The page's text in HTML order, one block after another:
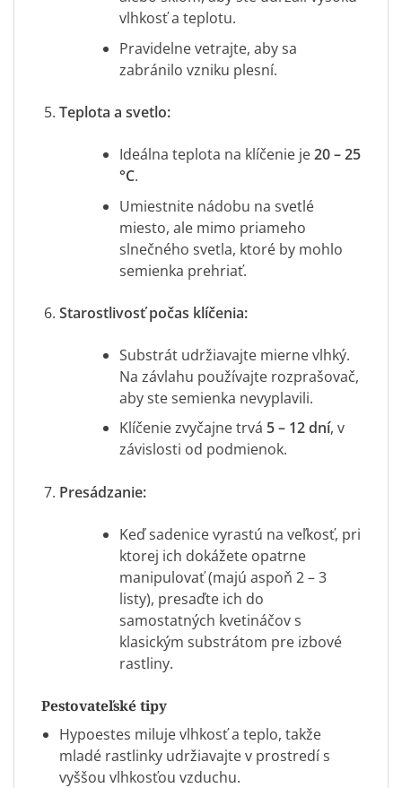
vlhkosť a teplotu.
Pravidelne vetrajte, aby sa
zabránilo vzniku plesní.
Teplota a svetlo:
Ideálna teplota na klíčenie je20 – 25
°C.
Umiestnite nádobu na svetlé
miesto, ale mimo priameho
slnečného svetla, ktoré by mohlo
semienka prehriať.
Starostlivosť počas klíčenia:
Substrát udržiavajte mierne vlhký.
Na závlahu používajte rozprašovač,
aby ste semienka nevyplavili.
Klíčenie zvyčajne trvá 5 – 12 dní, v
závislosti od podmienok.
Presádzanie:
Keď sadenice vyrastú na veľkosť, pri
ktorej ich dokážete opatrne
manipulovať (majú aspoň 2 – 3
listy), presaďte ich do
samostatných kvetináčov s
klasickým substrátom pre izbové
rastliny.
Pestovateľské tipy
Hypoestes miluje vlhkosť a teplo, takže
mladé rastlinky udržiavajte v prostredí s
vyššou vlhkosťou vzduchu.